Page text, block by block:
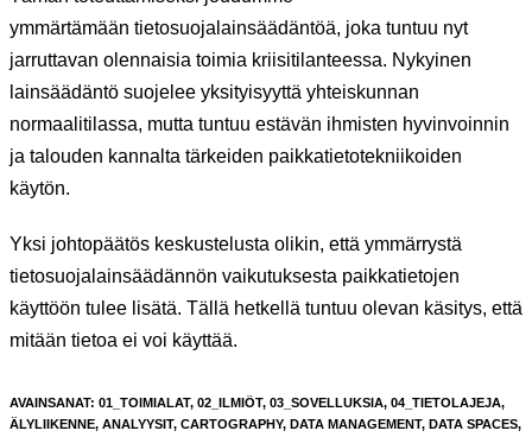
ymmärtämään tietosuojalainsäädäntöä, joka tuntuu nyt
jarruttavan olennaisia toimia kriisitilanteessa. Nykyinen
lainsäädäntö suojelee yksityisyyttä yhteiskunnan
normaalitilassa, mutta tuntuu estävän ihmisten hyvinvoinnin
ja talouden kannalta tärkeiden paikkatietotekniikoiden
käytön.
Yksi johtopäätös keskustelusta olikin, että ymmärrystä
tietosuojalainsäädännön vaikutuksesta paikkatietojen
käyttöön tulee lisätä. Tällä hetkellä tuntuu olevan käsitys, että
mitään tietoa ei voi käyttää.
AVAINSANAT: 01_TOIMIALAT, 02_ILMIÖT, 03_SOVELLUKSIA, 04_TIETOLAJEJA,
ÄLYLIIKENNE, ANALYYSIT, CARTOGRAPHY, DATA MANAGEMENT, DATA SPACES,